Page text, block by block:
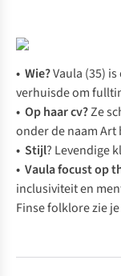
• Wie?Vaula (35)
verhuisde om
• Op haar cv?Ze
onder de naam Art
• Stijl? Levendige
• Vaula focust op
inclusiviteit en
Finse folklore zie